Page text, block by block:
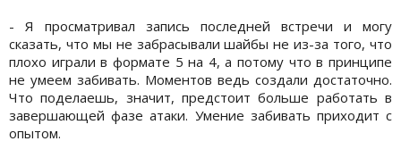
- Я просматривал запись последней встречи и могу
сказать, что мы не забрасывали шайбы не из-за того, что
плохо играли в формате 5 на 4, а потому что в принципе
не умеем забивать. Моментов ведь создали достаточно.
Что поделаешь, значит, предстоит больше работать в
завершающей фазе атаки. Умение забивать приходит с
опытом.